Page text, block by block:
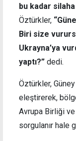
bu kadar
Öztürkler,
Biri size
Ukrayna’ya
yaptı?” dedi.
Öztürkler,
eleştirerek,
Avrupa Birliği
sorgulanır hale